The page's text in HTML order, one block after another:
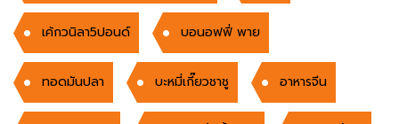
เค้กวนิลา5ปอนด์ บอนอฟฟี่ พาย
ทอดมันปลา บะหมี่เกี๊ยวชาชู อาหารจีน